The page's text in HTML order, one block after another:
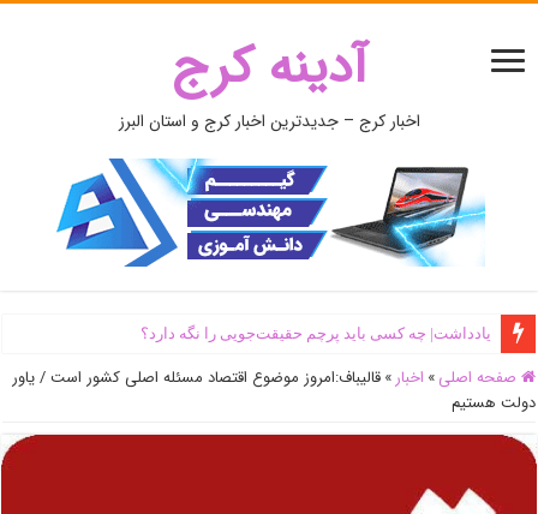
آدینه کرج
اخبار کرج – جدیدترین اخبار کرج و استان البرز
یادداشت| ‌چه کسی باید پرچم حقیقت‌جویی را نگه دارد؟
صفحه اصلی » اخبار » قالیباف:امروز موضوع اقتصاد مسئله اصلی کشور است / یاور
دولت هستیم